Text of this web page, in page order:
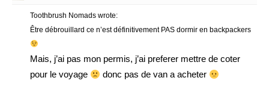
Toothbrush Nomads wrote:
Être débrouillard ce n’est définitivement PAS dormir en backpackers
Mais, j’ai pas mon permis, j’ai preferer mettre de coter
pour le voyage
donc pas de van a acheter